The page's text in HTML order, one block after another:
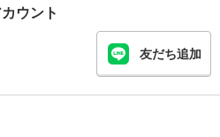
ウント
友だち追加